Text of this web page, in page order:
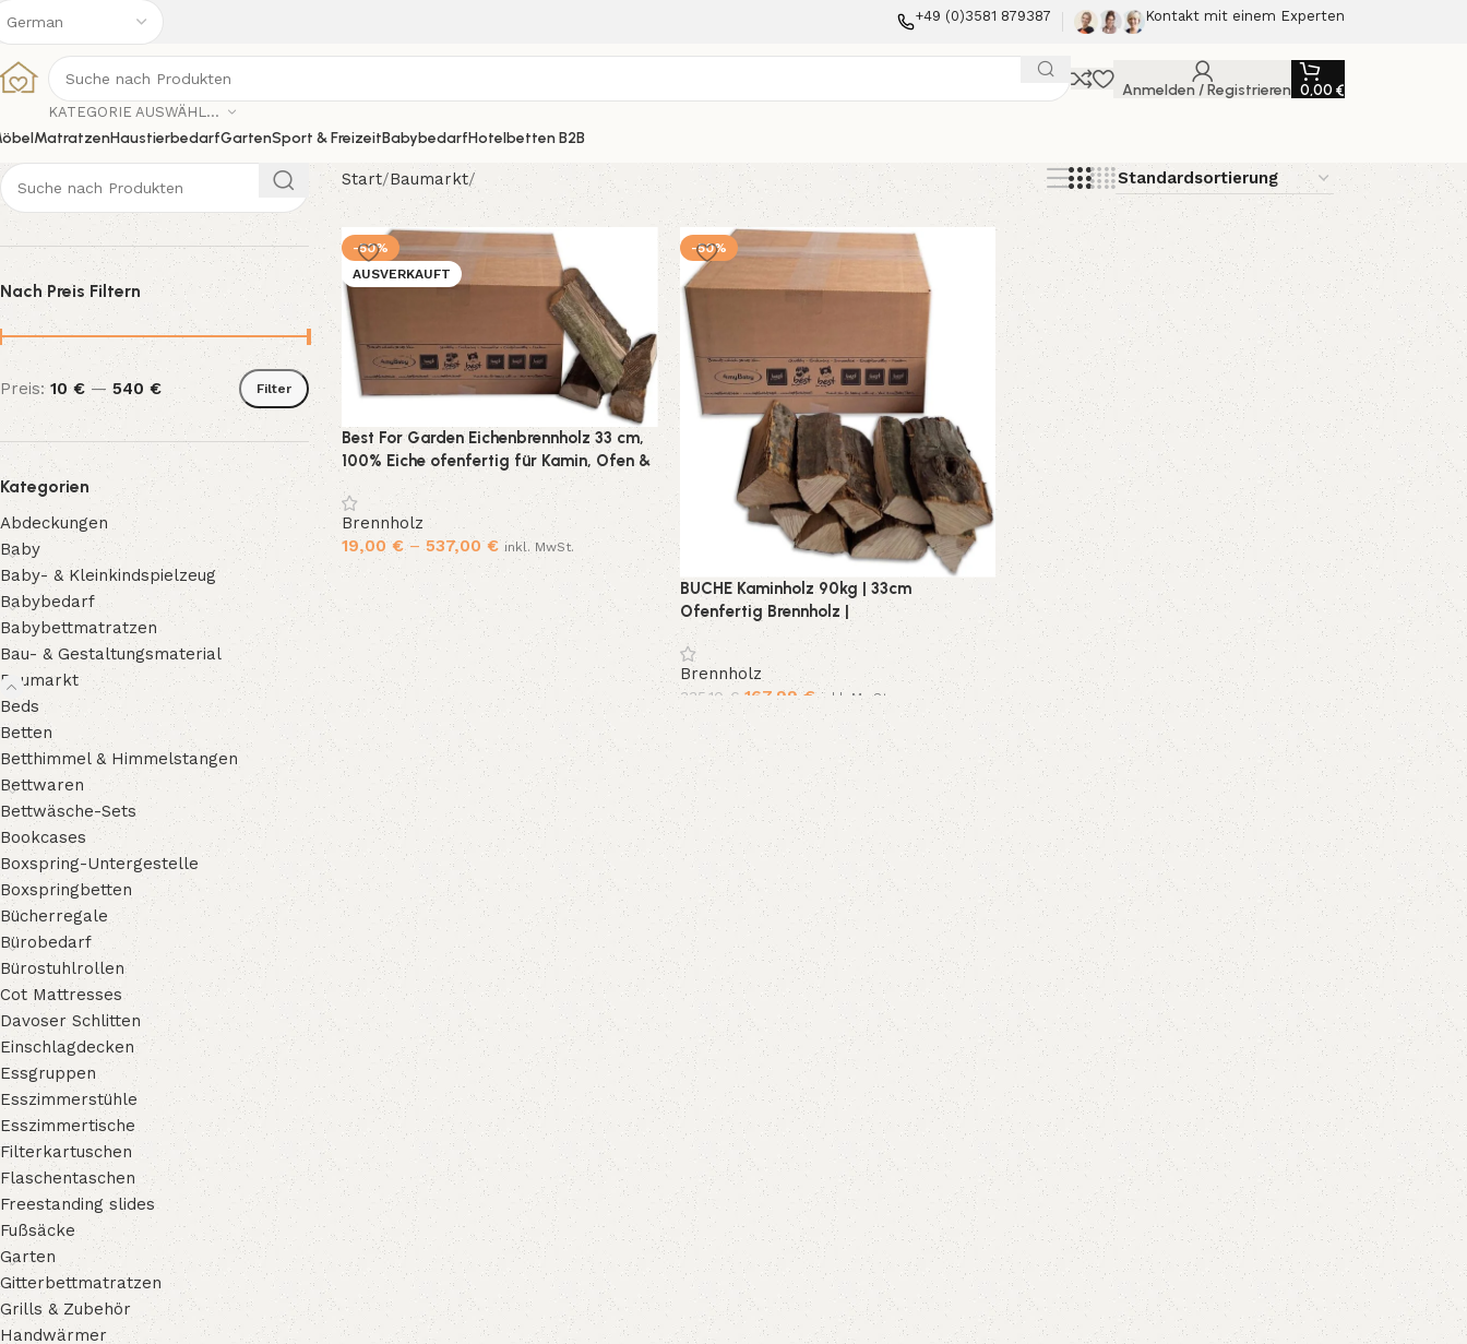
+49 (0)3581 879387 Kontakt mit einem Experten
KATEGORIE AUSWÄHLEN
Anmelden / Registrieren 0,00 €
MatratzenHaustierbedarfGartenSport & FreizeitBabybedarfHotelbetten B2B
Nach Preis Filtern
Filter
Preis: 10 €— 540 €
Kategorien
Abdeckungen
Baby
Baby- & Kleinkindspielzeug
Babybedarf
Babybettmatratzen
Bau- & Gestaltungsmaterial
Baumarkt
Beds
Betten
Betthimmel & Himmelstangen
Bettwaren
Bettwäsche-Sets
Bookcases
Boxspring-Untergestelle
Boxspringbetten
Bücherregale
Bürobedarf
Bürostuhlrollen
Cot Mattresses
Davoser Schlitten
Einschlagdecken
Essgruppen
Esszimmerstühle
Esszimmertische
Filterkartuschen
Flaschentaschen
Freestanding slides
Fußsäcke
Garten
Gitterbettmatratzen
Grills & Zubehör
Handwärmer
Start Baumarkt
-50%
AUSVERKAUFT
Best For Garden Eichenbrennholz 33 cm,
100% Eiche ofenfertig für Kamin, Ofen &
Feuerschale
Brennholz
19,00€ –537,00€ inkl. MwSt.
Ausführung wählen
-50%
BUCHE Kaminholz 90kg | 33cm
Ofenfertig Brennholz |
Kammergetrocknet <20% Feuchte |
Premium Feuerholz für Kamin, Herd &
Feuerschale
Brennholz
335,10 € 167,99€ inkl. MwSt.
In den Warenkorb